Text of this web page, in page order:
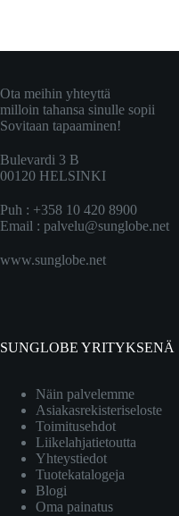
Ota meihin yhteyttä
milloin tahansa sinulle sopii
Sovitaan tapaaminen!
Bulevardi 3 B
00120 HELSINKI
Puh : +358 10 420 8900
Email : palvelu@sunglobe.net
www.sunglobe.net
SUNGLOBE YRITYKSENÄ
Näin palvelemme
Asiakasrekisteriseloste
Toimitusehdot
Liikelahjatietoutta
Yhteystiedot
Tuotekatalogeja
Blogi
Oma painatus